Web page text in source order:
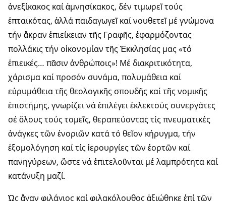
ἀνεξίκακος καί ἀμνησίκακος, δέν τιμωρεῖ τούς
ἐπταικότας, ἀλλά παιδαγωγεῖ καί νουθετεῖ μέ γνώμονα
τήν ἄκραν ἐπιείκειαν τῆς Γραφῆς, ἐφαρμόζοντας
πολλάκις τήν οἰκονομίαν τῆς Ἐκκλησίας μας «τό
ἐπιεικές… πᾶσιν ἀνθρώποις»! Μέ διακριτικότητα,
χάρισμα καί προσόν συνάμα, πολυμάθεια καί
εὐρυμάθεια τῆς θεολογικῆς σπουδῆς καί τῆς νομικῆς
ἐπιστήμης, γνωρίζει νά ἐπιλέγει ἐκλεκτούς συνεργάτες
σέ ὅλους τούς τομεῖς, θεραπεύοντας τίς πνευματικές
ἀνάγκες τῶν ἐνοριῶν κατά τό θεῖον κήρυγμα, τήν
ἐξομολόγηση καί τίς ἱερουργίες τῶν ἑορτῶν καί
πανηγύρεων, ὥστε νά ἐπιτελοῦνται μέ λαμπρότητα καί
κατάνυξη μαζί.
Ὡς ἄγαν φιλάγιος καί φιλακόλουθος ἀξιώθηκε ἐπί τῶν